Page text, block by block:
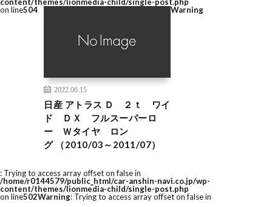
content/themes/lionmedia-child/single-post.php
on line504
2022.06.15
日産 アトラス Ｄ ２ｔ ワイ
ド ＤＸ フルスーパーロ
ー Ｗタイヤ ロン
グ （2010/03～2011/07）
Warning
: Trying to access array offset on false in
/home/r0144579/public_html/car-anshin-navi.co.jp/wp-
content/themes/lionmedia-child/single-post.php
on line502Warning: Trying to access array offset on false in